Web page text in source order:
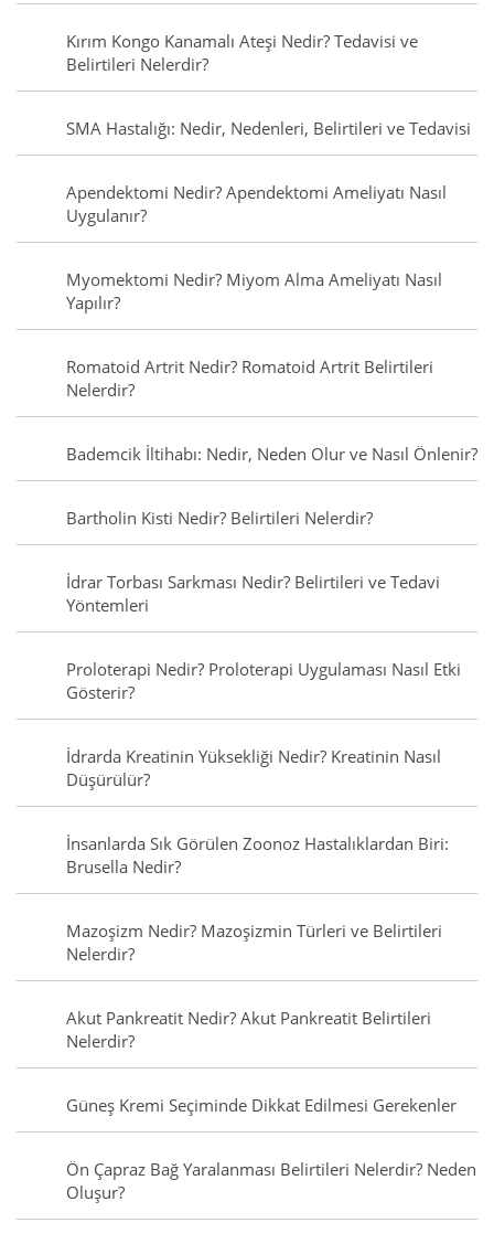
Kırım Kongo Kanamalı Ateşi Nedir? Tedavisi ve
Belirtileri Nelerdir?
SMA Hastalığı: Nedir, Nedenleri, Belirtileri ve Tedavisi
Apendektomi Nedir? Apendektomi Ameliyatı Nasıl
Uygulanır?
Myomektomi Nedir? Miyom Alma Ameliyatı Nasıl
Yapılır?
Romatoid Artrit Nedir? Romatoid Artrit Belirtileri
Nelerdir?
Bademcik İltihabı: Nedir, Neden Olur ve Nasıl Önlenir?
Bartholin Kisti Nedir? Belirtileri Nelerdir?
İdrar Torbası Sarkması Nedir? Belirtileri ve Tedavi
Yöntemleri
Proloterapi Nedir? Proloterapi Uygulaması Nasıl Etki
Gösterir?
İdrarda Kreatinin Yüksekliği Nedir? Kreatinin Nasıl
Düşürülür?
İnsanlarda Sık Görülen Zoonoz Hastalıklardan Biri:
Brusella Nedir?
Mazoşizm Nedir? Mazoşizmin Türleri ve Belirtileri
Nelerdir?
Akut Pankreatit Nedir? Akut Pankreatit Belirtileri
Nelerdir?
Güneş Kremi Seçiminde Dikkat Edilmesi Gerekenler
Ön Çapraz Bağ Yaralanması Belirtileri Nelerdir? Neden
Oluşur?